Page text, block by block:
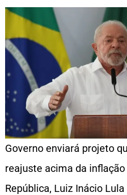
Governo enviará projeto
reajuste acima da
República, Luiz Inácio